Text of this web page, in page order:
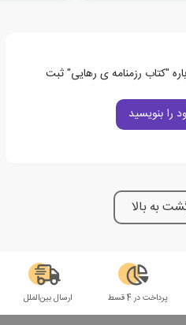
"کتاب رزمنامه ی رهایی" ثبت
را بنویسید
به بالا
پرداخت در 4 قسط ارسال بین‌الملل